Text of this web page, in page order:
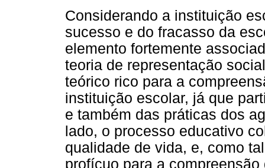
Considerando a instituição
sucesso e do fracasso da
elemento fortemente
teoria de representação
teórico rico para a
instituição escolar, já que
e também das práticas dos
lado, o processo educativo
qualidade de vida, e, como
profícuo para a